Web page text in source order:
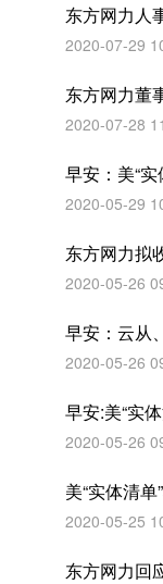
东方网力人
2020-07-29
东方网力董
2020-07-28
早安：美“
2020-05-29
东方网力拟
2020-05-26
早安：云从
2020-05-26
早安:美“实
2020-05-26
美“实体清
2020-05-25
东方网力回